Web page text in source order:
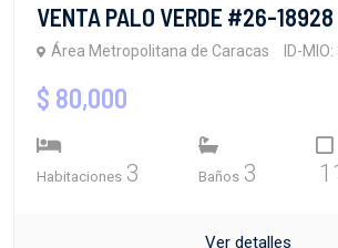
VENTA PALO VERDE #26-18928
Área Metropolitana de Caracas ID-
$ 80,000
Habitaciones 3 Baños 3
Ver detalles